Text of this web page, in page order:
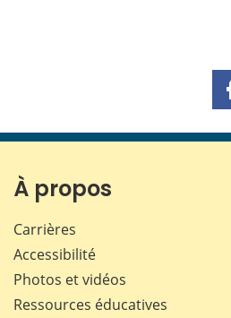
À propos
Carrières
Accessibilité
Photos et vidéos
Ressources éducatives